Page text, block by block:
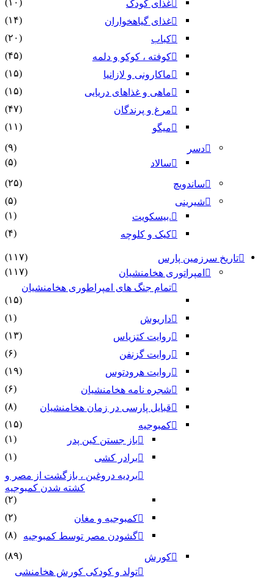
غذای کودک
(۱۰)
غذای گیاهخواران
(۱۴)
کباب
(۲۰)
کوفته ، کوکو و دلمه
(۴۵)
ماکارونی و لازانیا
(۱۵)
ماهی و غذاهای دریایی
(۱۵)
مرغ و پرندگان
(۴۷)
میگو
(۱۱)
دسر
(۹)
سالاد
(۵)
ساندویچ
(۲۵)
شیرینی
(۵)
.بیسکویت
(۱)
کیک و کلوچه
(۴)
تاریخ سرزمین پارس
(۱۱۷)
امپراتوری هخامنشیان
(۱۱۷)
تمام جنگ های امپراطوری هخامنشیان
(۱۵)
داریوش
(۱)
روایت کتزیاس
(۱۳)
روایت گزنفن
(۶)
روایت هرودتوس
(۱۹)
شجره نامه هخامنشیان
(۶)
قبایل پارسی در زمان هخامنشیان
(۸)
کمبوجیه
(۱۵)
باز جستن کین پدر
(۱)
برادر کشی
(۱)
بردیه دروغین ، بازگشت از مصر و
کشته شدن کمبوجیه
(۲)
کمبوجیه و مغان
(۲)
گشودن مصر توسط کمبوجیه
(۸)
کورش
(۸۹)
تولد و کودکی کورش هخامنشی